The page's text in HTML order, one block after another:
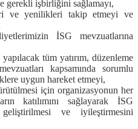
gerekli işbirliğini sağlamayı,
ve yenilikleri takip etmeyi ve
İSG mevzuatlarına
tüm yatırım, düzenleme
kapsamında sorumlu
uygun hareket etmeyi,
için organizasyonun her
katılımını sağlayarak İSG
ve iyileştirmesini